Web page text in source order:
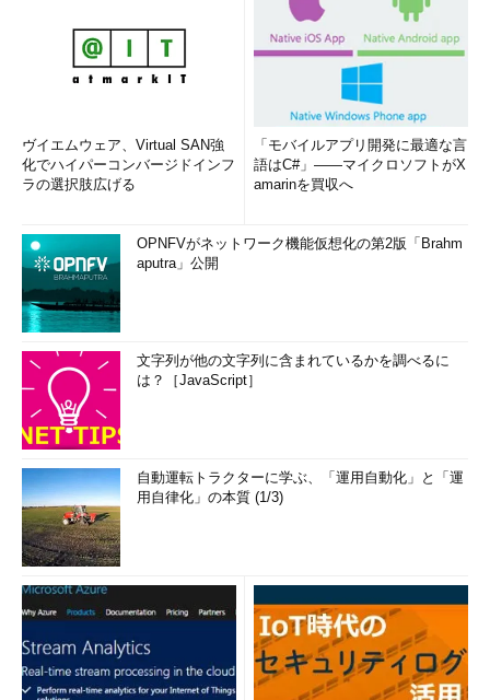
ヴイエムウェア、Virtual SAN強
化でハイパーコンバージドインフ
ラの選択肢広げる
「モバイルアプリ開発に最適な言
語はC#」――マイクロソフトがX
amarinを買収へ
OPNFVがネットワーク機能仮想化の第2版「Brahm
aputra」公開
文字列が他の文字列に含まれているかを調べるに
は？［JavaScript］
自動運転トラクターに学ぶ、「運用自動化」と「運
用自律化」の本質 (1/3)